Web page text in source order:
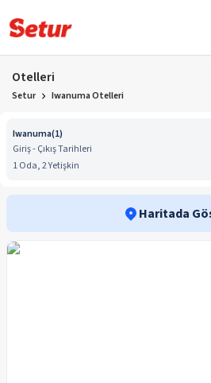
Otelleri
Setur Iwanuma Otelleri
Iwanuma(1)
Giriş - Çıkış Tarihleri
1 Oda, 2 Yetişkin
Haritada